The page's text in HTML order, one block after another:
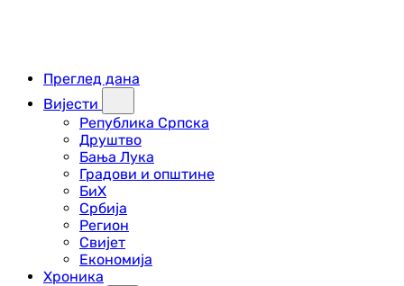
Преглед дана
Вијести
Република Српска
Друштво
Бања Лука
Градови и општине
БиХ
Србија
Регион
Свијет
Економија
Хроника